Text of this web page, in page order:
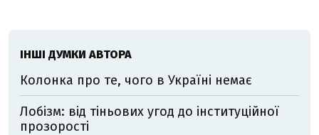
ІНШІ ДУМКИ АВТОРА
Колонка про те, чого в Україні немає
Лобізм: від тіньових угод до інституційної
прозорості